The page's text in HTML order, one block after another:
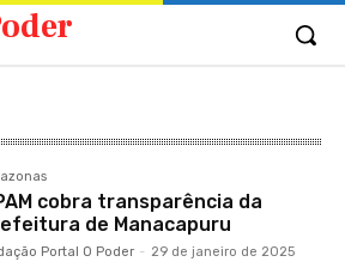
cobra transparência da
de Manacapuru
Portal O Poder - 29 de janeiro de 2025